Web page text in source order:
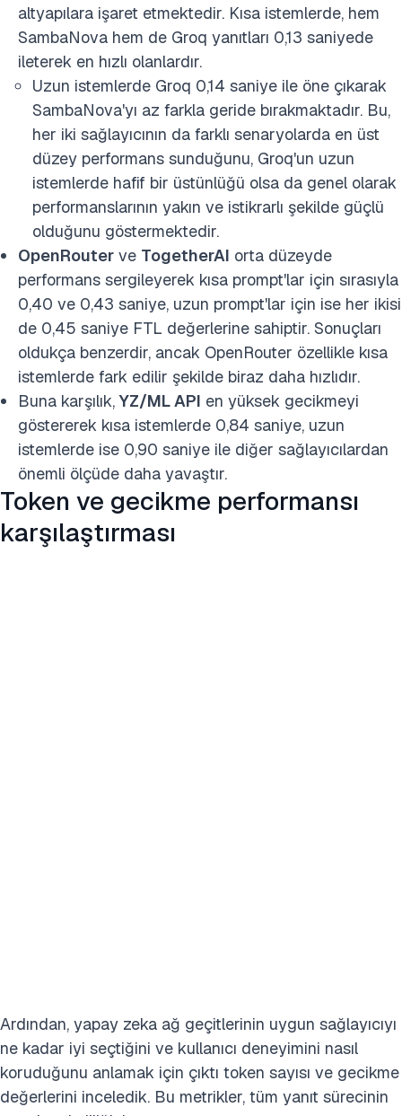
altyapılara işaret etmektedir. Kısa istemlerde, hem
SambaNova hem de Groq yanıtları 0,13 saniyede
ileterek en hızlı olanlardır.
Uzun istemlerde Groq 0,14 saniye ile öne çıkarak
SambaNova'yı az farkla geride bırakmaktadır. Bu,
her iki sağlayıcının da farklı senaryolarda en üst
düzey performans sunduğunu, Groq'un uzun
istemlerde hafif bir üstünlüğü olsa da genel olarak
performanslarının yakın ve istikrarlı şekilde güçlü
olduğunu göstermektedir.
OpenRouter ve TogetherAI orta düzeyde
performans sergileyerek kısa prompt'lar için sırasıyla
0,40 ve 0,43 saniye, uzun prompt'lar için ise her ikisi
de 0,45 saniye FTL değerlerine sahiptir. Sonuçları
oldukça benzerdir, ancak OpenRouter özellikle kısa
istemlerde fark edilir şekilde biraz daha hızlıdır.
Buna karşılık,YZ/ML API en yüksek gecikmeyi
göstererek kısa istemlerde 0,84 saniye, uzun
istemlerde ise 0,90 saniye ile diğer sağlayıcılardan
önemli ölçüde daha yavaştır.
Token ve gecikme performansı
karşılaştırması
Ardından, yapay zeka ağ geçitlerinin uygun sağlayıcıyı
ne kadar iyi seçtiğini ve kullanıcı deneyimini nasıl
koruduğunu anlamak için çıktı token sayısı ve gecikme
değerlerini inceledik. Bu metrikler, tüm yanıt sürecinin